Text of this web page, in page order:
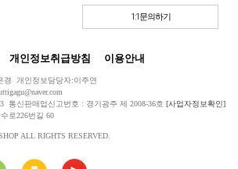
1:1문의하기
개인정보취급방침 이용안내
경 개인정보담당자:이주연
통신판매업신고번호 : 경기광주 제 2008-36호 [사업자정보확인]
로226번길 60
ALL RIGHTS RESERVED.